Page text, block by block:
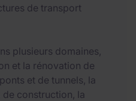
de transport
plusieurs domaines,
et la rénovation de
et de tunnels, la
construction, la